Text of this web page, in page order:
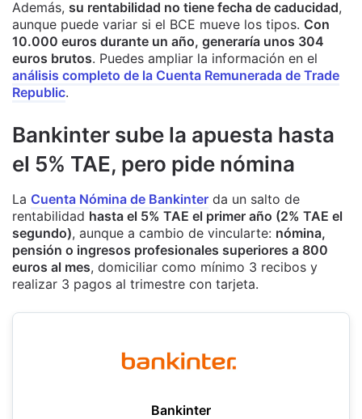
Además, su rentabilidad no tiene fecha de caducidad,
aunque puede variar si el BCE mueve los tipos. Con
10.000 euros durante un año, generaría unos 304
euros brutos. Puedes ampliar la información en el
análisis completo de la Cuenta Remunerada de Trade
Republic.
Bankinter sube la apuesta hasta
el 5% TAE, pero pide nómina
La Cuenta Nómina de Bankinter da un salto de
rentabilidad hasta el 5% TAE el primer año (2% TAE el
segundo), aunque a cambio de vincularte: nómina,
pensión o ingresos profesionales superiores a 800
euros al mes, domiciliar como mínimo 3 recibos y
realizar 3 pagos al trimestre con tarjeta.
Bankinter